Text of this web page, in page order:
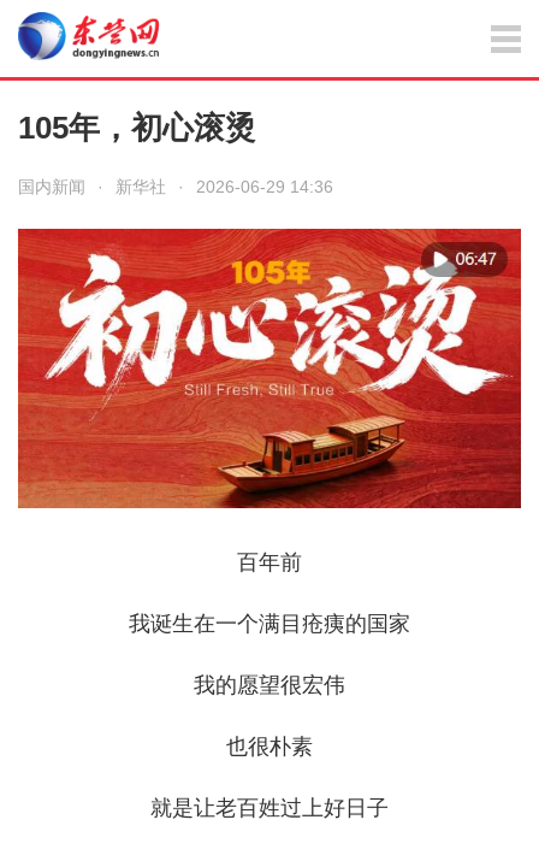
105年，初心滚烫
国内新闻 · 新华社 · 2026-06-29 14:36
百年前
我诞生在一个满目疮痍的国家
我的愿望很宏伟
也很朴素
就是让老百姓过上好日子